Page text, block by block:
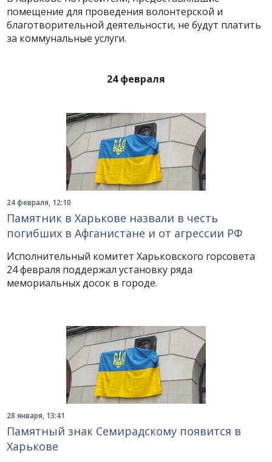
помещение для проведения волонтерской и
благотворительной деятельности, не будут платить
за коммунальные услуги.
24 февраля
24 февраля, 12:10
Памятник в Харькове назвали в честь
погибших в Афганистане и от агрессии РФ
Исполнительный комитет Харьковского горсовета
24 февраля поддержал установку ряда
мемориальных досок в городе.
28 января, 13:41
Памятный знак Семирадскому появится в
Харькове